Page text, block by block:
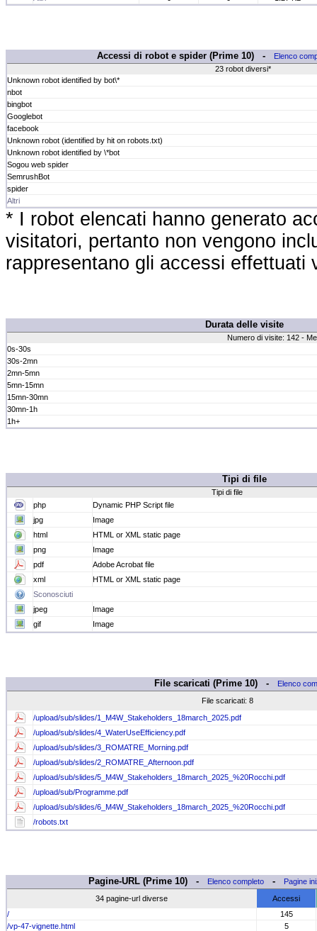
Accessi di robot e spider (Prime 10) -
Elenco
23 robot diversi*
Unknown robot identified by bot\*
nbot
bingbot
Googlebot
facebook
Unknown robot (identified by hit on robots.txt)
Unknown robot identified by \*bot
Sogou web spider
SemrushBot
spider
Altri
* I robot elencati hanno generato
visitatori, pertanto non vengono
rappresentano gli accessi effettuati
Durata delle visite
Numero di visite: 142 -
0s-30s
30s-2mn
2mn-5mn
5mn-15mn
15mn-30mn
30mn-1h
1h+
Tipi di file
Tipi di file
php
Dynamic PHP Script file
jpg
Image
html
HTML or XML static page
png
Image
pdf
Adobe Acrobat file
xml
HTML or XML static page
Sconosciuti
jpeg
Image
gif
Image
File scaricati (Prime 10) -
Elenco
File scaricati: 8
/upload/sub/slides/1_M4W_Stakeholders_18march_2025.pdf
/upload/sub/slides/4_WaterUseEfficiency.pdf
/upload/sub/slides/3_ROMATRE_Morning.pdf
/upload/sub/slides/2_ROMATRE_Afternoon.pdf
/upload/sub/slides/5_M4W_Stakeholders_18march_2025_%20Rocchi.pdf
/upload/sub/Programme.pdf
/upload/sub/slides/6_M4W_Stakeholders_18march_2025_%20Rocchi.pdf
/robots.txt
Pagine-URL (Prime 10) - Elenco completo-
Pagine
34 pagine-url diverse
Accessi
/
145
/vp-47-vignette.html
5